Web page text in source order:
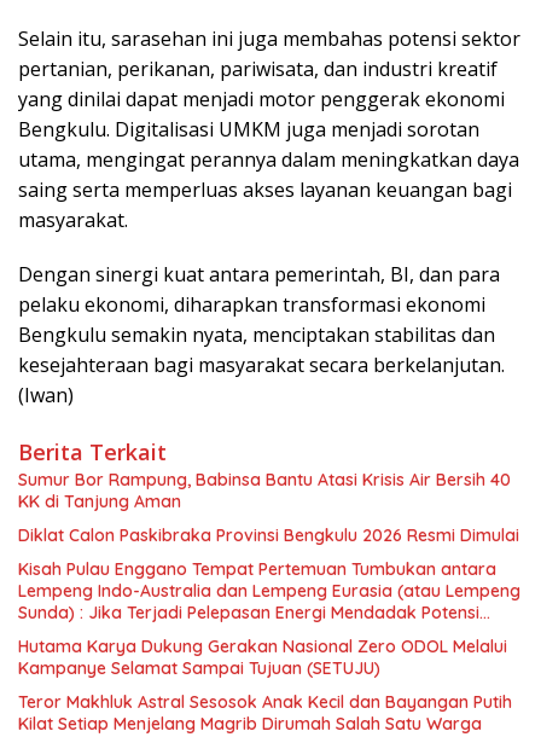
Selain itu, sarasehan ini juga membahas potensi sektor
pertanian, perikanan, pariwisata, dan industri kreatif
yang dinilai dapat menjadi motor penggerak ekonomi
Bengkulu. Digitalisasi UMKM juga menjadi sorotan
utama, mengingat perannya dalam meningkatkan daya
saing serta memperluas akses layanan keuangan bagi
masyarakat.
Dengan sinergi kuat antara pemerintah, BI, dan para
pelaku ekonomi, diharapkan transformasi ekonomi
Bengkulu semakin nyata, menciptakan stabilitas dan
kesejahteraan bagi masyarakat secara berkelanjutan.
(Iwan)
Berita Terkait
Sumur Bor Rampung, Babinsa Bantu Atasi Krisis Air Bersih 40
KK di Tanjung Aman
Diklat Calon Paskibraka Provinsi Bengkulu 2026 Resmi Dimulai
Kisah Pulau Enggano Tempat Pertemuan Tumbukan antara
Lempeng Indo-Australia dan Lempeng Eurasia (atau Lempeng
Sunda) : Jika Terjadi Pelepasan Energi Mendadak Potensi
Gempa 8.4 SR dan Picu Tsunami 15 Meter
Hutama Karya Dukung Gerakan Nasional Zero ODOL Melalui
Kampanye Selamat Sampai Tujuan (SETUJU)
Teror Makhluk Astral Sesosok Anak Kecil dan Bayangan Putih
Kilat Setiap Menjelang Magrib Dirumah Salah Satu Warga